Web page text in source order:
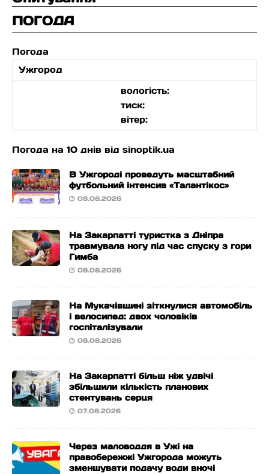
ПОГОДА
Погода
Ужгород
вологість:
тиск:
вітер:
Погода на 10 днів від sinoptik.ua
В Ужгороді проведуть масштабний
футбольний інтенсив «Талантікос»
08.08.2026
На Закарпатті туристка з Дніпра
травмувала ногу під час спуску з гори
Гимба
08.08.2026
На Мукачівщині зіткнулися автомобіль
і велосипед: двох чоловіків
госпіталізували
08.08.2026
На Закарпатті більш ніж удвічі
збільшили кількість планових
стентувань серця
07.08.2026
Через маловоддя в Ужі на
правобережжі Ужгорода можуть
зменшувати подачу води вночі